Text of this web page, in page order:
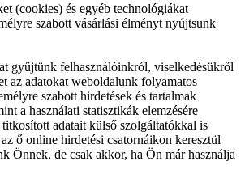
(cookies) és egyéb technológiákat
szabott vásárlási élményt nyújtsunk
gyűjtünk felhasználóinkról, viselkedésükről
az adatokat weboldalunk folyamatos
szabott hirdetések és tartalmak
a használati statisztikák elemzésére
adatait külső szolgáltatókkal is
ő online hirdetési csatornáikon keresztül
Önnek, de csak akkor, ha Ön már használja